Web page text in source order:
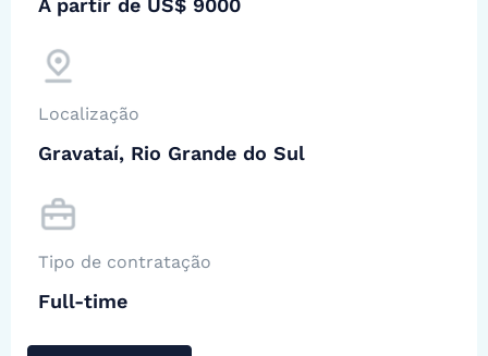
A partir de US$ 9000
Localização
Gravataí, Rio Grande do Sul
Tipo de contratação
Full-time